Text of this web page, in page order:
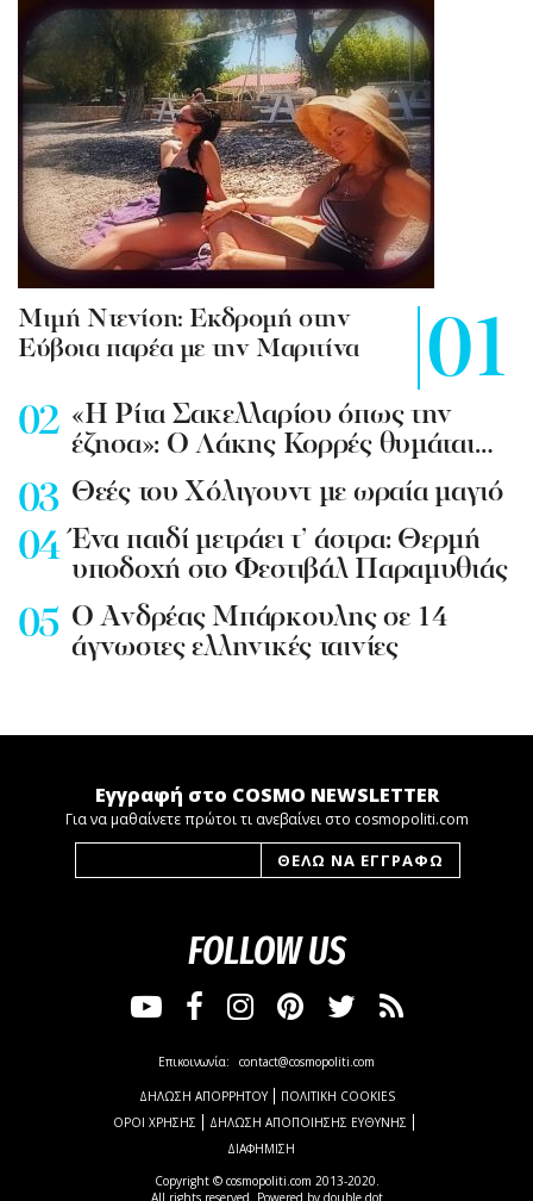
Mιμή Ντενίση: Εκδρομή στην
Εύβοια παρέα με την Μαριτίνα
«Η Ρίτα Σακελλαρίου όπως την
έζησα»: Ο Λάκης Κορρές θυμάται…
Θεές του Χόλιγουντ με ωραία μαγιό
Ένα παιδί μετράει τ’ άστρα: Θερμή
υποδοχή στο Φεστιβάλ Παραμυθιάς
Ο Ανδρέας Μπάρκουλης σε 14
άγνωστες ελληνικές ταινίες
Εγγραφή στο COSMO NEWSLETTER
Για να μαθαίνετε πρώτοι τι ανεβαίνει στο cosmopoliti.com
FOLLOW US
Copyright © cosmopoliti.com 2013-2020.
All rights reserved. Powered by double dot
Επικοινωνία: contact@cosmopoliti.com
ΔΗΛΩΣΗ ΑΠΟΡΡΗΤΟΥ
ΠΟΛΙΤΙΚΗ COOKIES
ΟΡΟΙ ΧΡΗΣΗΣ
ΔΗΛΩΣΗ ΑΠΟΠΟΙΗΣΗΣ ΕΥΘΥΝΗΣ
ΔΙΑΦΗΜΙΣΗ